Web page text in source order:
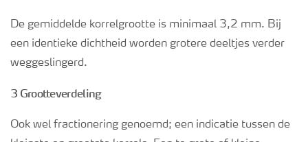
De gemiddelde korrelgrootte is minimaal 3,2 mm. Bij
een identieke dichtheid worden grotere deeltjes verder
weggeslingerd.
3 Grootteverdeling
Ook wel fractionering genoemd; een indicatie tussen de